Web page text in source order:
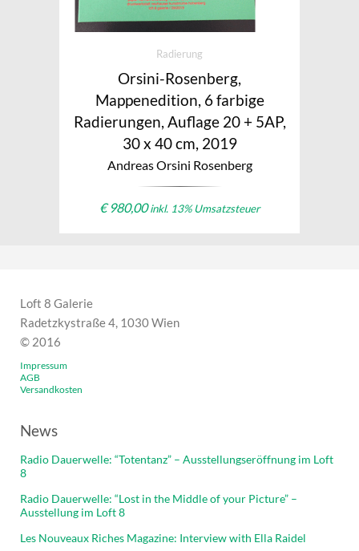
Radierung
Orsini-Rosenberg,
Mappenedition, 6 farbige
Radierungen, Auflage 20 + 5AP,
30 x 40 cm, 2019
Andreas Orsini Rosenberg
€980,00 inkl. 13% Umsatzsteuer
Loft 8 Galerie
Radetzkystraße 4, 1030 Wien
© 2016
Impressum
AGB
Versandkosten
News
Radio Dauerwelle: “Totentanz” – Ausstellungseröffnung im Loft
8
Radio Dauerwelle: “Lost in the Middle of your Picture” –
Ausstellung im Loft 8
Les Nouveaux Riches Magazine: Interview with Ella Raidel